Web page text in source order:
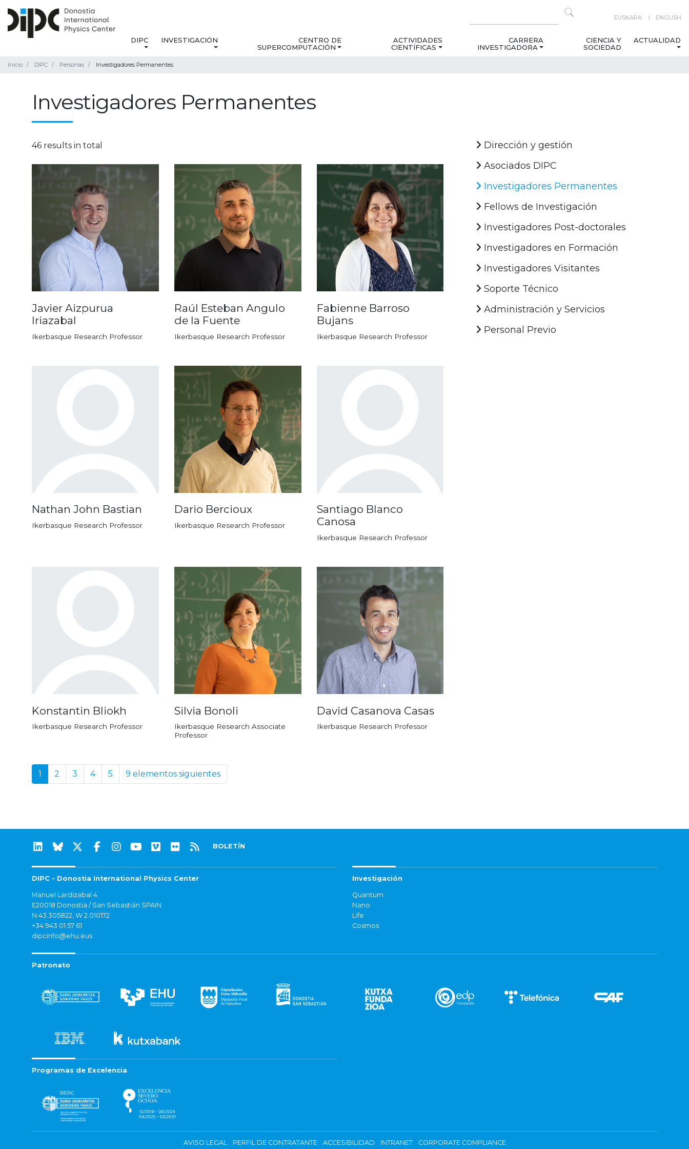
EUSKARA ENGLISH
DIPC INVESTIGACIÓN
CENTRO DE
SUPERCOMPUTACIÓN
ACTIVIDADES
CIENTÍFICAS
CARRERA
INVESTIGADORA
CIENCIA Y
SOCIEDAD
ACTUALIDAD
Inicio DIPC Personas Investigadores Permanentes
Investigadores Permanentes
46 results in total
Javier Aizpurua
Iriazabal
Ikerbasque Research Professor
Raúl Esteban Angulo
de la Fuente
Ikerbasque Research Professor
Fabienne Barroso
Bujans
Ikerbasque Research Professor
Nathan John Bastian
Ikerbasque Research Professor
Dario Bercioux
Ikerbasque Research Professor
Santiago Blanco
Canosa
Ikerbasque Research Professor
Konstantin Bliokh
Ikerbasque Research Professor
Silvia Bonoli
Ikerbasque Research Associate
Professor
David Casanova Casas
Ikerbasque Research Professor
1 2 3 4 5 9 elementos siguientes
Dirección y gestión
Asociados DIPC
Investigadores Permanentes
Fellows de Investigación
Investigadores Post-doctorales
Investigadores en Formación
Investigadores Visitantes
Soporte Técnico
Administración y Servicios
Personal Previo
BOLETÍN
DIPC - Donostia International Physics Center
Manuel Lardizabal 4
E20018 Donostia / San Sebastián SPAIN
N 43.305822, W 2.010172
+34 943 01 57 61
dipcinfo@ehu.eus
Investigación
Quantum
Nano
Life
Cosmos
Patronato
Programas de Excelencia
AVISO LEGAL PERFIL DE CONTRATANTE ACCESIBILIDAD INTRANET CORPORATE COMPLIANCE